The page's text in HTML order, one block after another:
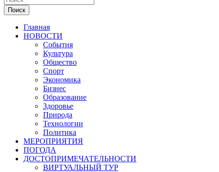
Поиск
Главная
НОВОСТИ
События
Культура
Общество
Спорт
Экономика
Бизнес
Образование
Здоровье
Природа
Технологии
Политика
МЕРОПРИЯТИЯ
ПОГОДА
ДОСТОПРИМЕЧАТЕЛЬНОСТИ
ВИРТУАЛЬНЫЙ ТУР